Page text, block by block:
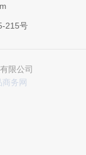
215号
限公司
商务网